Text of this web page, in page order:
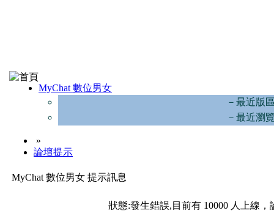
MyChat 數位男女
－最近版
－最近瀏
»
論壇提示
MyChat 數位男女 提示訊息
狀態:發生錯誤,目前有 10000 人上線